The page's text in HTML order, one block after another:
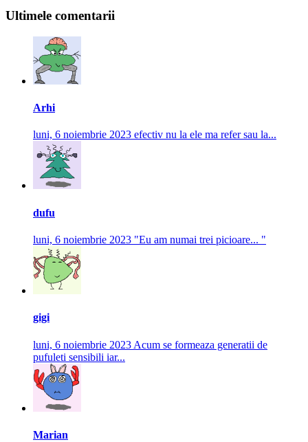
Ultimele comentarii
Arhi
luni, 6 noiembrie 2023 efectiv nu la ele ma refer sau la...
dufu
luni, 6 noiembrie 2023 "Eu am numai trei picioare... "
gigi
luni, 6 noiembrie 2023 Acum se formeaza generatii de
pufuleti sensibili iar...
Marian